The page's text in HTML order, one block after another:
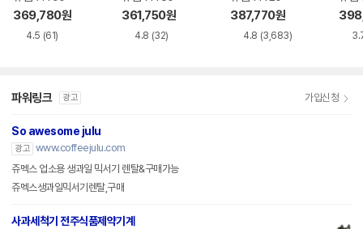
369,780원
4.5 (61)
361,750원
4.8 (32)
387,770원
4.8 (3,683)
파워링크 광고 가입신청
So awesome julu
광고 www.coffeejulu.com
쥬멕스 업소용 생과일 믹서기 렌탈&구매가능
쥬멕스생과일믹서기렌탈,구매
사과세척기 전주식품제약기계